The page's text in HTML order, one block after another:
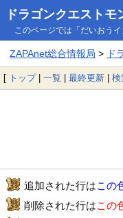
ドラゴンクエスト
このページでは「だいおう
ZAPAnet総合情報局 > ド
[ トップ| 一覧 | 最終更新 | 検
追加された行はこの
削除された行はこの